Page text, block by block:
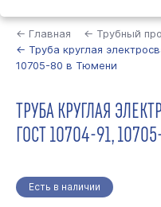
← Главная ← Трубный
← Труба круглая
10705-80 в Тюмени
ТРУБА КРУГЛАЯ
ГОСТ 10704-91,
Есть в наличии